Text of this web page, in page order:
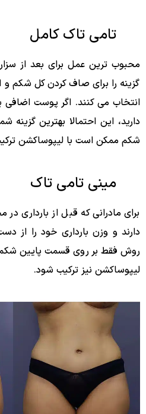
تامی تاک کامل
محبوب ترین عمل برای بعد از
گزینه را برای صاف کردن کل شکم
انتخاب می کنند. اگر پوست اضافی
دارید، این احتمالا بهترین
شکم ممکن است با لیپوساکشن
مینی تامی تاک
برای مادرانی که قبل از بارداری
دارند و وزن بارداری خود را از
روش فقط بر روی قسمت پایین
لیپوساکشن نیز ترکیب شود.